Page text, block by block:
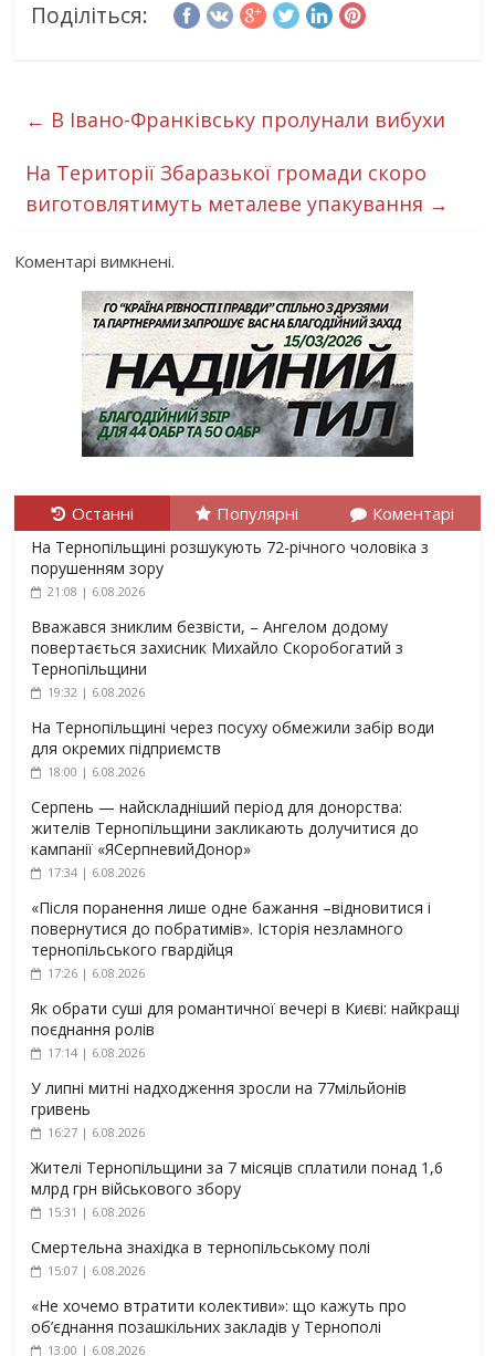
Поділіться:
← В Івано-Франківську пролунали вибухи
На Території Збаразької громади скоро
виготовлятимуть металеве упакування →
Коментарі вимкнені.
Останні Популярні Коментарі
На Тернопільщині розшукують 72-річного чоловіка з
порушенням зору
21:08 | 6.08.2026
Вважався зниклим безвісти, – Ангелом додому
повертається захисник Михайло Скоробогатий з
Тернопільщини
19:32 | 6.08.2026
На Тернопільщині через посуху обмежили забір води
для окремих підприємств
18:00 | 6.08.2026
Серпень — найскладніший період для донорства:
жителів Тернопільщини закликають долучитися до
кампанії «ЯСерпневийДонор»
17:34 | 6.08.2026
«Після поранення лише одне бажання –відновитися і
повернутися до побратимів». Історія незламного
тернопільського гвардійця
17:26 | 6.08.2026
Як обрати суші для романтичної вечері в Києві: найкращі
поєднання ролів
17:14 | 6.08.2026
У липні митні надходження зросли на 77мільйонів
гривень
16:27 | 6.08.2026
Жителі Тернопільщини за 7 місяців сплатили понад 1,6
млрд грн військового збору
15:31 | 6.08.2026
Смертельна знахідка в тернопільському полі
15:07 | 6.08.2026
«Не хочемо втратити колективи»: що кажуть про
об’єднання позашкільних закладів у Тернополі
13:00 | 6.08.2026